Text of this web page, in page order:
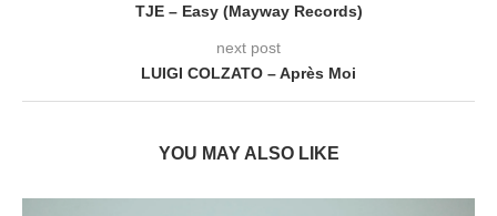
TJE – Easy (Mayway Records)
next post
LUIGI COLZATO – Après Moi
YOU MAY ALSO LIKE